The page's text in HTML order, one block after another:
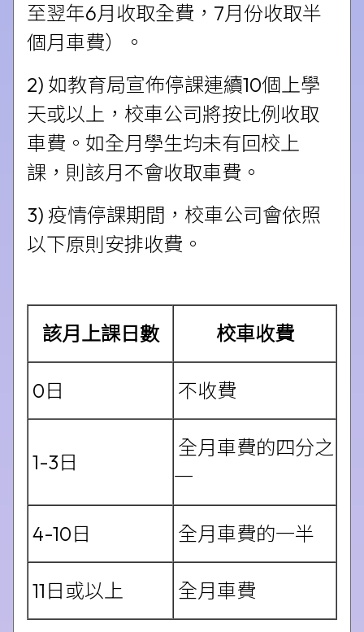
至翌年6月收取全費，7月份收取半
個月車費）。
2) 如教育局宣佈停課連續10個上學
天或以上，校車公司將按比例收取
車費。如全月學生均未有回校上
課，則該月不會收取車費。
3) 疫情停課期間，校車公司會依照
以下原則安排收費。
該月上課日數 校車收費
0日 不收費
1-3日
全月車費的四分之
一
4-10日 全月車費的一半
11日或以上 全月車費